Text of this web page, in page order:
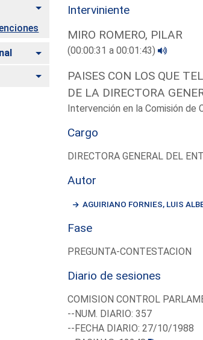
Alternar
Alternar
Alternar
Interviniente
MIRO ROMERO, PILAR
(00:00:31 a 00:01:43)
PAISES CON LOS QUE
DE LA DIRECTORA
Intervención en la Comisión
Cargo
DIRECTORA GENERAL DEL
Autor
AGUIRIANO FORNIES, LUIS
Fase
PREGUNTA-CONTESTACION
Diario de sesiones
COMISION CONTROL
--NUM. DIARIO: 357
--FECHA DIARIO: 27/10/1988